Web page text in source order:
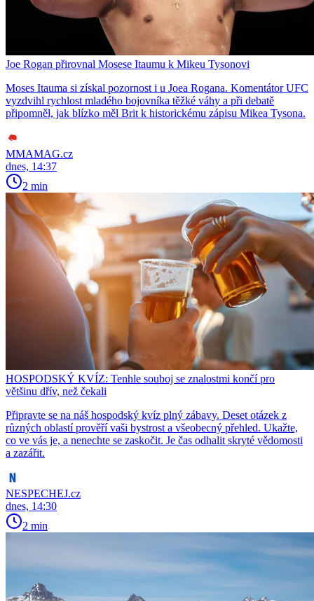
Joe Rogan přirovnal Mosese Itaumu k Mikeu Tysonovi
Moses Itauma si získal pozornost i u Joea Rogana. Komentátor UFC
vyzdvihl rychlost mladého bojovníka těžké váhy a při debatě
připomněl, jak blízko měl Brit k historickému zápisu Mikea Tysona.
MMAMAG.cz
dnes, 14:37
2 min
HOSPODSKÝ KVÍZ: Tenhle souboj se znalostmi končí pro
většinu dřív, než čekali
Připravte se na náš hospodský kvíz plný zábavy. Deset otázek z
různých oblastí prověří vaši bystrost a všeobecný přehled. Ukažte,
co ve vás je, a nenechte se zaskočit. Je čas odhalit skryté vědomosti
a zazářit.
NESPECHEJ.cz
dnes, 14:30
2 min